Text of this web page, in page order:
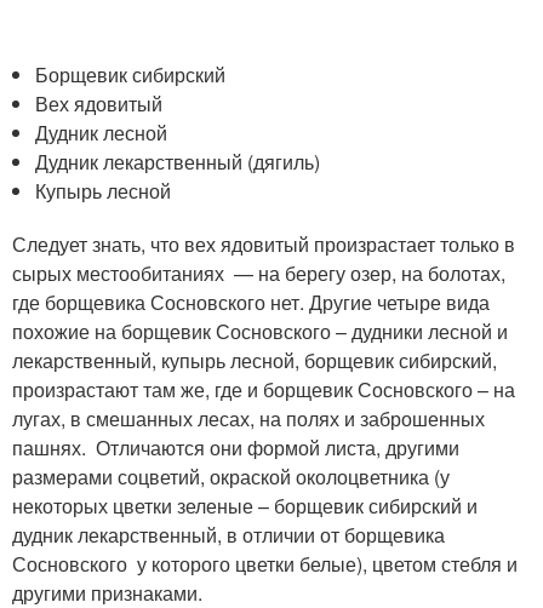
Борщевик сибирский
Вех ядовитый
Дудник лесной
Дудник лекарственный (дягиль)
Купырь лесной
Следует знать, что вех ядовитый произрастает только в
сырых местообитаниях — на берегу озер, на болотах,
где борщевика Сосновского нет. Другие четыре вида
похожие на борщевик Сосновского – дудники лесной и
лекарственный, купырь лесной, борщевик сибирский,
произрастают там же, где и борщевик Сосновского – на
лугах, в смешанных лесах, на полях и заброшенных
пашнях. Отличаются они формой листа, другими
размерами соцветий, окраской околоцветника (у
некоторых цветки зеленые – борщевик сибирский и
дудник лекарственный, в отличии от борщевика
Сосновского у которого цветки белые), цветом стебля и
другими признаками.